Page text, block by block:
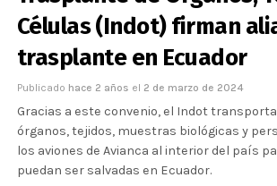
Células (Indot) firman
trasplante en Ecuador
Publicado hace 2 años el 2 de marzo de 2024
Gracias a este convenio, el Indot
órganos, tejidos, muestras biológicas y
los aviones de Avianca al interior del país
puedan ser salvadas en Ecuador.